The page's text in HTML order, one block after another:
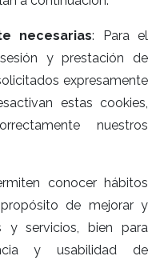
necesarias: Para el
y prestación de
expresamente
estas cookies,
nuestros
conocer hábitos
de mejorar y
y servicios, bien para
y usabilidad de